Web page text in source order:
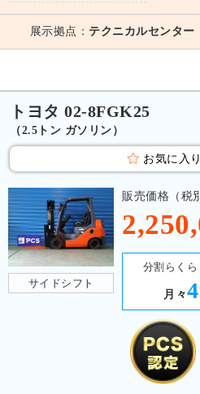
展示拠点： テクニカルセンター
トヨタ 02-8FGK25
（2.5トン ガソリン）
お気に入
サイドシフト
販売価格（税
分割らく
月々